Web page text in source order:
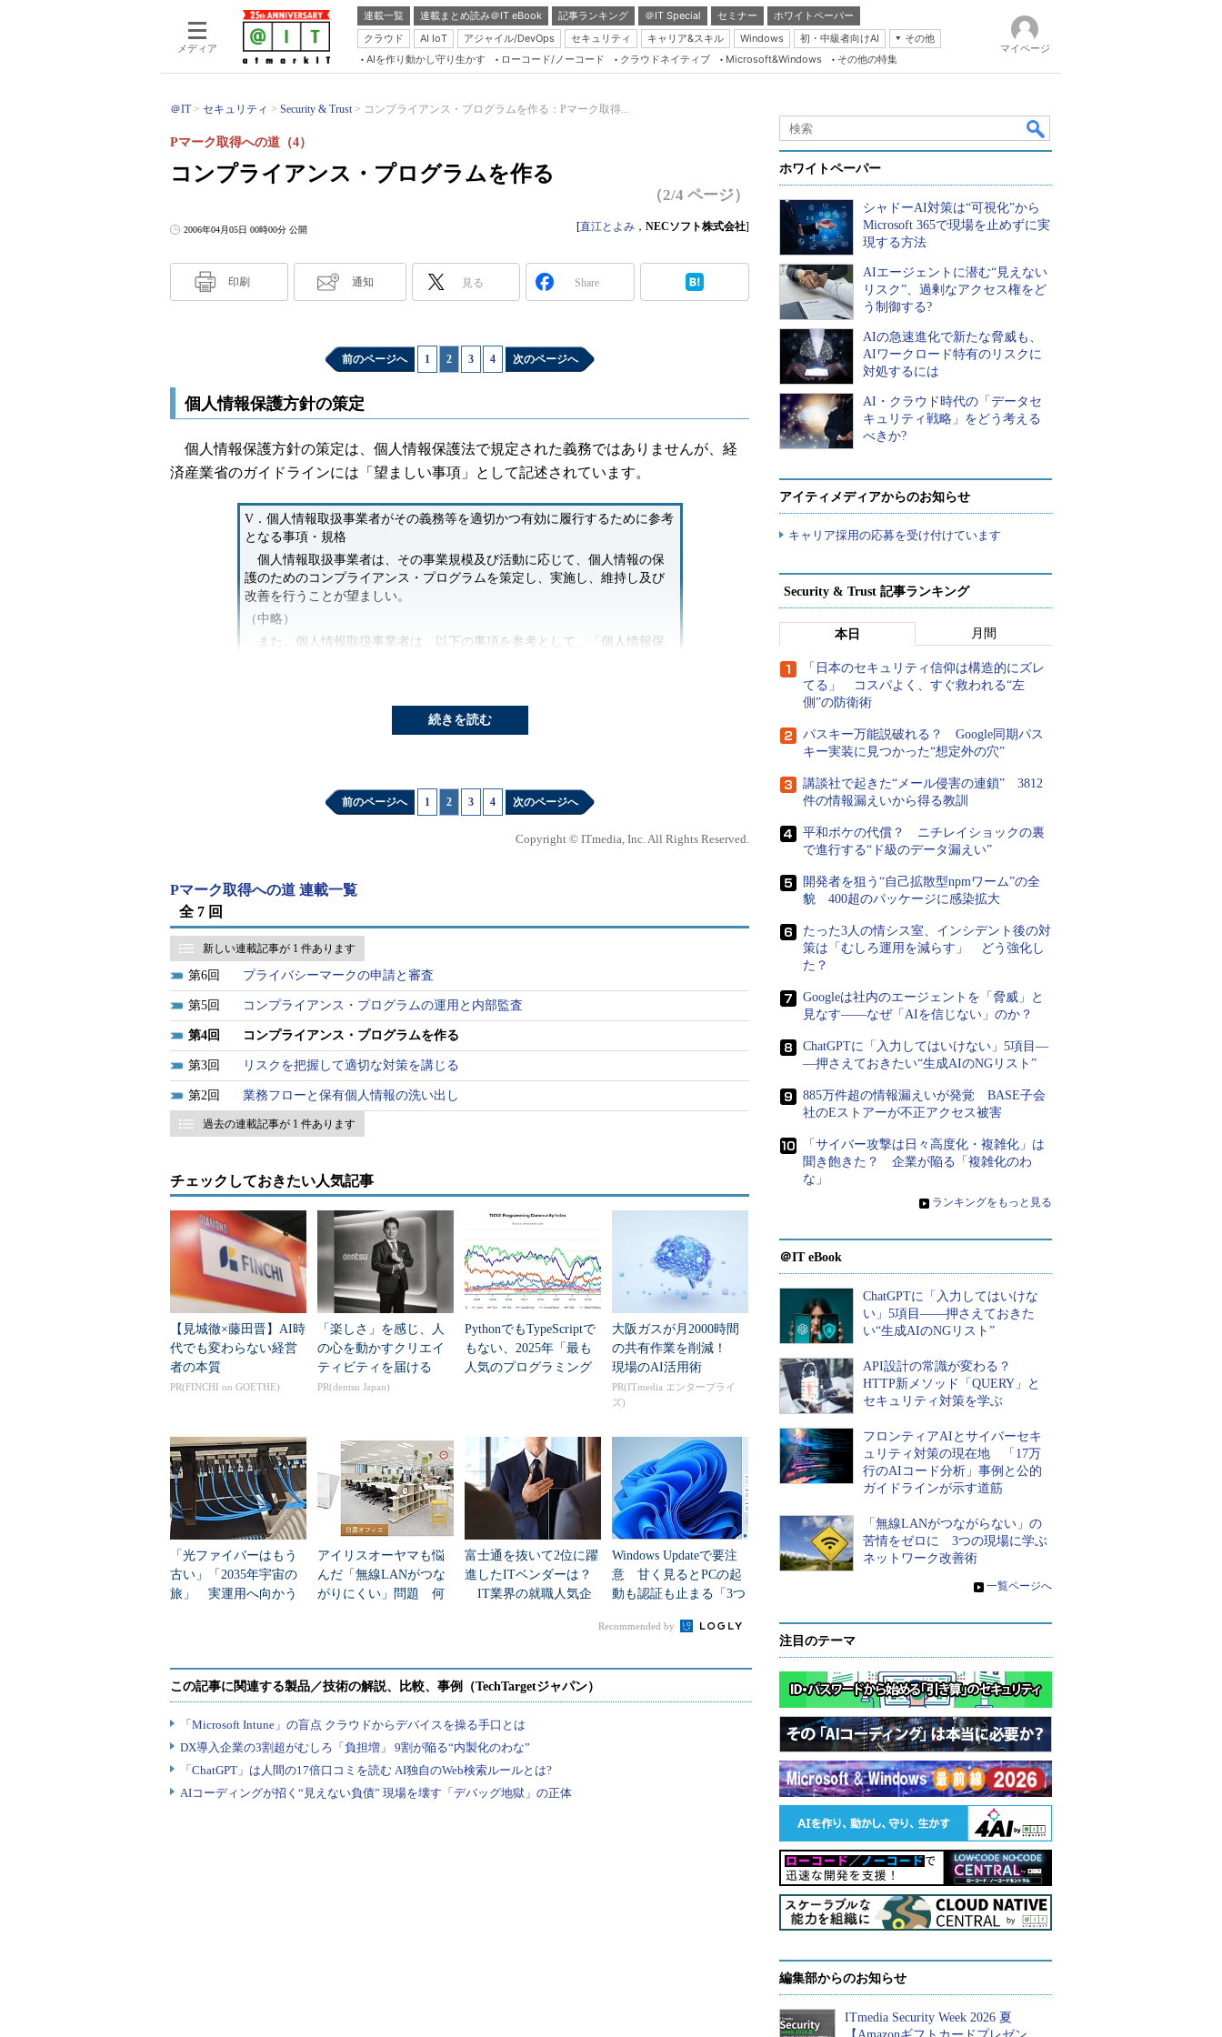
メディア
連載一覧 連載まとめ読み＠IT eBook 記事ランキング ＠IT Special セミナー
ホワイトペーパー
クラウド
AI IoT アジャイル/DevOps セキュリティ キャリア&スキル Windows 初・中級者向けAI
その他
Server & Storage
Database Expert
Master of IP Network
Security & Trust
AIを作り動かし守り生かす ローコード/ノーコード クラウドネイティブ Microsoft&Windows その他の特集
マイページ
＠IT セキュリティ Security & Trust コンプライアンス・プログラムを作る：Pマーク取得...
コンプライアンス・プログラムを作る
Pマーク取得への道（4）
（2/4 ページ）
2006年04月05日 00時00分 公開 [直江とよみ ， NECソフト株式会社]
印刷 通知 見る Share
前のページへ 1 2 3 4 次のページへ
個人情報保護方針の策定
個人情報保護方針の策定は、個人情報保護法で規定された義務ではありませんが、経
済産業省のガイドラインには「望ましい事項」として記述されています。
V．個人情報取扱事業者がその義務等を適切かつ有効に履行するために参考
となる事項・規格
個人情報取扱事業者は、その事業規模及び活動に応じて、個人情報の保
護のためのコンプライアンス・プログラムを策定し、実施し、維持し及び
改善を行うことが望ましい。
（中略）
また、個人情報取扱事業者は、以下の事項を参考として、「個人情報保
も、個人情報保護方針を策定しましょう。
では、JIS Q 15001の個人情報保護方針に関する要求事項を見てみましょう。
4. 2個人情報保護方針
に、これを実行し維持しなくてはならない。事業者の代表者は、この方針
を文書化し、役員及び従業員に周知させるとともに一般の人が入手可能な
措置を講じなくてはならない。
a）事業の内容及び規模を考慮した適切な個人情報の収集、利用及び提供に
関すること。
b）個人情報への不正アクセス、個人情報の紛失、破壊、改ざん及び漏えい
などの予防並びに是正に関すること。
c）個人情報に関する法令及びその他の規範を順守すること。
d）コンプライアンス・プログラムの継続的改善に関すること。
措置を講じる」ことが求められています。
ライバシーマーク制度における監査ガイドライン」を参照して、JIS Q 15001の要求事項
が意図する内容をより具体的に見てみましょう。
まず、従業員についてですが、個人情報保護方針の「解説」という形で、「正社員だ
けでなく、派遣社員、非常勤職員を含む
」と書かれています。方針の周知だけでなく、
教育の対象となる従業員にも、派遣社員や非常勤職員を含むようにしましょう。
4. 2 個人情報保護方針
方針の文書化には、サーバーなどの電子的な方法も含む。“従業員”には正
次に、「一般の人が入手可能な措置」についても「参考」という形で記述がありま
す。事業的に多くの顧客や取引先が、自社のWebサイトを見ていることが考えられる場
合、そこへの掲載は周知に効果的であるといえます。
4. 2 個人情報保護方針
＜参考＞
事業者が、個人情報保護方針を社員に告知する通知文を、外部の人が最
への掲載、通知文を記載したチラシの配布などが考えられる。
個人情報保護方針の内容は、JIS Q 15001の要求事項に書かれている内容を網羅するこ
とが最低条件ですが、それ以外の内容を盛り込んでも構いません。企業の個人情報保護
に対する指針がそれを読む人に伝わることが大切です。業種団体などからも業界にあっ
た個人情報保護方針のサンプルが公開されていますので、参考にするとよいでしょう。
続きを読む
前のページへ 1 2 3 4 次のページへ
Copyright © ITmedia, Inc. All Rights Reserved.
Pマーク取得への道 連載一覧
全 7 回
新しい連載記事が 1 件あります
6 プライバシーマークの申請と審査
5 コンプライアンス・プログラムの運用と内部監査
4 コンプライアンス・プログラムを作る
3 リスクを把握して適切な対策を講じる
2 業務フローと保有個人情報の洗い出し
過去の連載記事が 1 件あります
チェックしておきたい人気記事
【見城徹×藤田晋】AI時
代でも変わらない経営
者の本質
PR(FINCHI on GOETHE)
「楽しさ」を感じ、人
の心を動かすクリエイ
ティビティを届ける
PR(dentsu Japan)
PythonでもTypeScriptで
もない、2025年「最も
人気のプログラミング
大阪ガスが月2000時間
の共有作業を削減！
現場のAI活用術
PR(ITmedia エンタープライ
ズ)
「光ファイバーはもう
古い」「2035年宇宙の
旅」 実運用へ向かう
アイリスオーヤマも悩
んだ「無線LANがつな
がりにくい」問題 何
富士通を抜いて2位に躍
進したITベンダーは？
IT業界の就職人気企
Windows Updateで要注
意 甘く見るとPCの起
動も認証も止まる「3つ
Recommended by
ホワイトペーパー
シャドーAI対策は“可視化”から
Microsoft 365で現場を止めずに実
現する方法
AIエージェントに潜む“見えない
リスク”、過剰なアクセス権をど
う制御する?
AIの急速進化で新たな脅威も、
AIワークロード特有のリスクに
対処するには
AI・クラウド時代の「データセ
キュリティ戦略」をどう考える
べきか?
アイティメディアからのお知らせ
キャリア採用の応募を受け付けています
Security & Trust 記事ランキング
本日 月間
「日本のセキュリティ信仰は構造的にズレ
てる」 コスパよく、すぐ救われる“左
側”の防衛術
パスキー万能説破れる？ Google同期パス
キー実装に見つかった“想定外の穴”
講談社で起きた“メール侵害の連鎖” 3812
件の情報漏えいから得る教訓
平和ボケの代償？ ニチレイショックの裏
で進行する“ド級のデータ漏えい”
開発者を狙う“自己拡散型npmワーム”の全
貌 400超のパッケージに感染拡大
たった3人の情シス室、インシデント後の対
策は「むしろ運用を減らす」 どう強化し
た？
Googleは社内のエージェントを「脅威」と
見なす――なぜ「AIを信じない」のか？
ChatGPTに「入力してはいけない」5項目―
―押さえておきたい“生成AIのNGリスト”
885万件超の情報漏えいが発覚 BASE子会
社のEストアーが不正アクセス被害
「サイバー攻撃は日々高度化・複雑化」は
聞き飽きた？ 企業が陥る「複雑化のわ
な」
» ランキングをもっと見る
＠IT eBook
ChatGPTに「入力してはいけな
い」5項目――押さえておきた
い“生成AIのNGリスト”
API設計の常識が変わる？
HTTP新メソッド「QUERY」と
セキュリティ対策を学ぶ
フロンティアAIとサイバーセキ
ュリティ対策の現在地 「17万
行のAIコード分析」事例と公的
ガイドラインが示す道筋
「無線LANがつながらない」の
苦情をゼロに 3つの現場に学ぶ
ネットワーク改善術
» 一覧ページへ
注目のテーマ
編集部からのお知らせ
ITmedia Security Week 2026 夏